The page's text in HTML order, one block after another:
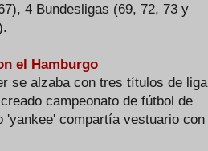
4 Bundesligas (69, 72, 73 y
el Hamburgo
se alzaba con tres títulos de liga
campeonato de fútbol de
'yankee' compartía vestuario con